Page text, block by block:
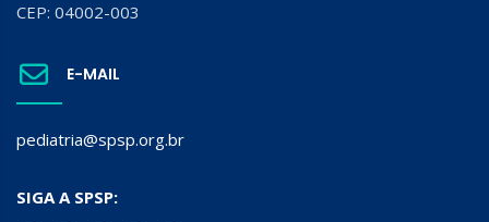
CEP: 04002-003
E-MAIL
pediatria@spsp.org.br
SIGA A SPSP: